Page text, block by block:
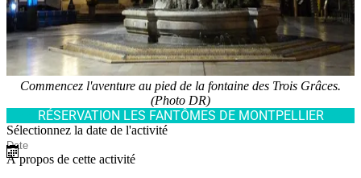
Commencez l'aventure au pied de la fontaine des Trois Grâces.
(Photo DR)
RÉSERVATION LES FANTÔMES DE MONTPELLIER
Sélectionnez la date de l'activité
À propos de cette activité